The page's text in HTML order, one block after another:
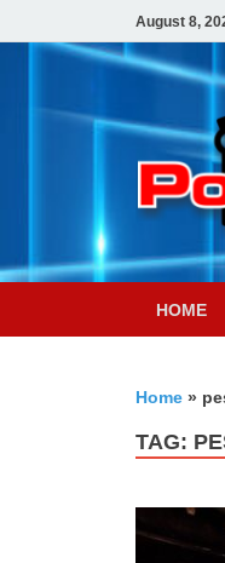
August 8,
HOME
Home »
TAG: